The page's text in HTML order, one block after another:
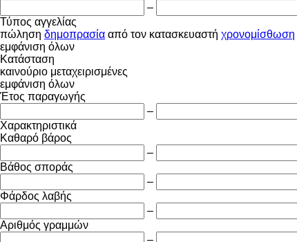
–
Τύπος αγγελίας
πώληση δημοπρασία από τον κατασκευαστή χρονομίσθωση
εμφάνιση όλων
Κατάσταση
καινούριο μεταχειρισμένες
εμφάνιση όλων
Έτος παραγωγής
–
Χαρακτηριστικά
Καθαρό βάρος
–
Βάθος σποράς
–
Φάρδος λαβής
–
Αριθμός γραμμών
–